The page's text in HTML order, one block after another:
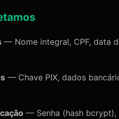
— Nome integral, CPF, data
— Chave PIX, dados
— Senha (hash bcrypt),